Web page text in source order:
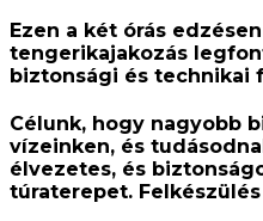
Ezen a két órás edzésen
tengerikajakozás
biztonsági és technikai
Célunk, hogy nagyobb
vízeinken, és
élvezetes, és
túraterepet.